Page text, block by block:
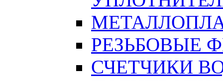
РЕЗЬБОВЫЕ
СЧЕТЧИКИ